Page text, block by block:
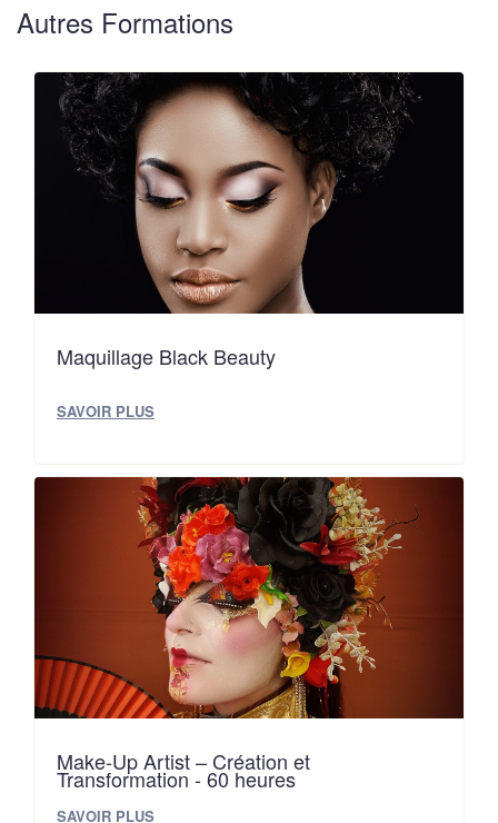
Autres Formations
Maquillage Black Beauty
SAVOIR PLUS
Make-Up Artist – Création et
Transformation - 60 heures
SAVOIR PLUS